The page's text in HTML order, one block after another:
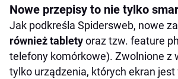
Nowe przepisy to nie tylko
Jak podkreśla Spidersweb, nowe
również tabletyoraz tzw. feature
telefony komórkowe). Zwolnione z
tylko urządzenia, których ekran jest